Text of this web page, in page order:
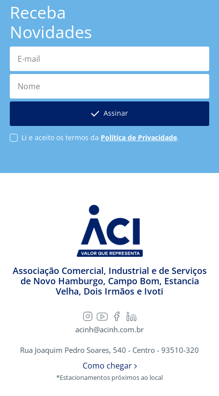
Receba
Novidades
E-mail
Nome
Assinar
Li e aceito os termos da Política de Privacidade.
Associação Comercial, Industrial e de Serviços
de Novo Hamburgo, Campo Bom, Estancia
Velha, Dois Irmãos e Ivoti
acinh@acinh.com.br
Rua Joaquim Pedro Soares, 540 - Centro - 93510-320
Como chegar
*Estacionamentos próximos ao local